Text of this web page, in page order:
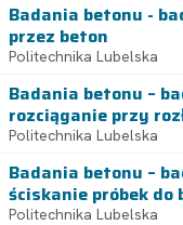
Badania betonu -
przez beton
Politechnika Lubelska
Badania betonu –
rozciąganie przy
Politechnika Lubelska
Badania betonu –
ściskanie próbek do
Politechnika Lubelska